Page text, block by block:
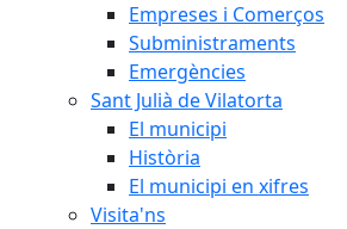
Empreses i Comerços
Subministraments
Emergències
Sant Julià de Vilatorta
El municipi
Història
El municipi en xifres
Visita'ns